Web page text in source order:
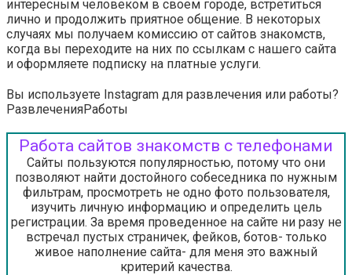
интересным человеком в своем городе, встретиться
лично и продолжить приятное общение. В некоторых
случаях мы получаем комиссию от сайтов знакомств,
когда вы переходите на них по ссылкам с нашего сайта
и оформляете подписку на платные услуги.
Вы используете Instagram для развлечения или работы?
РазвлеченияРаботы
Работа сайтов знакомств с телефонами
Сайты пользуются популярностью, потому что они
позволяют найти достойного собеседника по нужным
фильтрам, просмотреть не одно фото пользователя,
изучить личную информацию и определить цель
регистрации. За время проведенное на сайте ни разу не
встречал пустых страничек, фейков, ботов- только
живое наполнение сайта- для меня это важный
критерий качества.